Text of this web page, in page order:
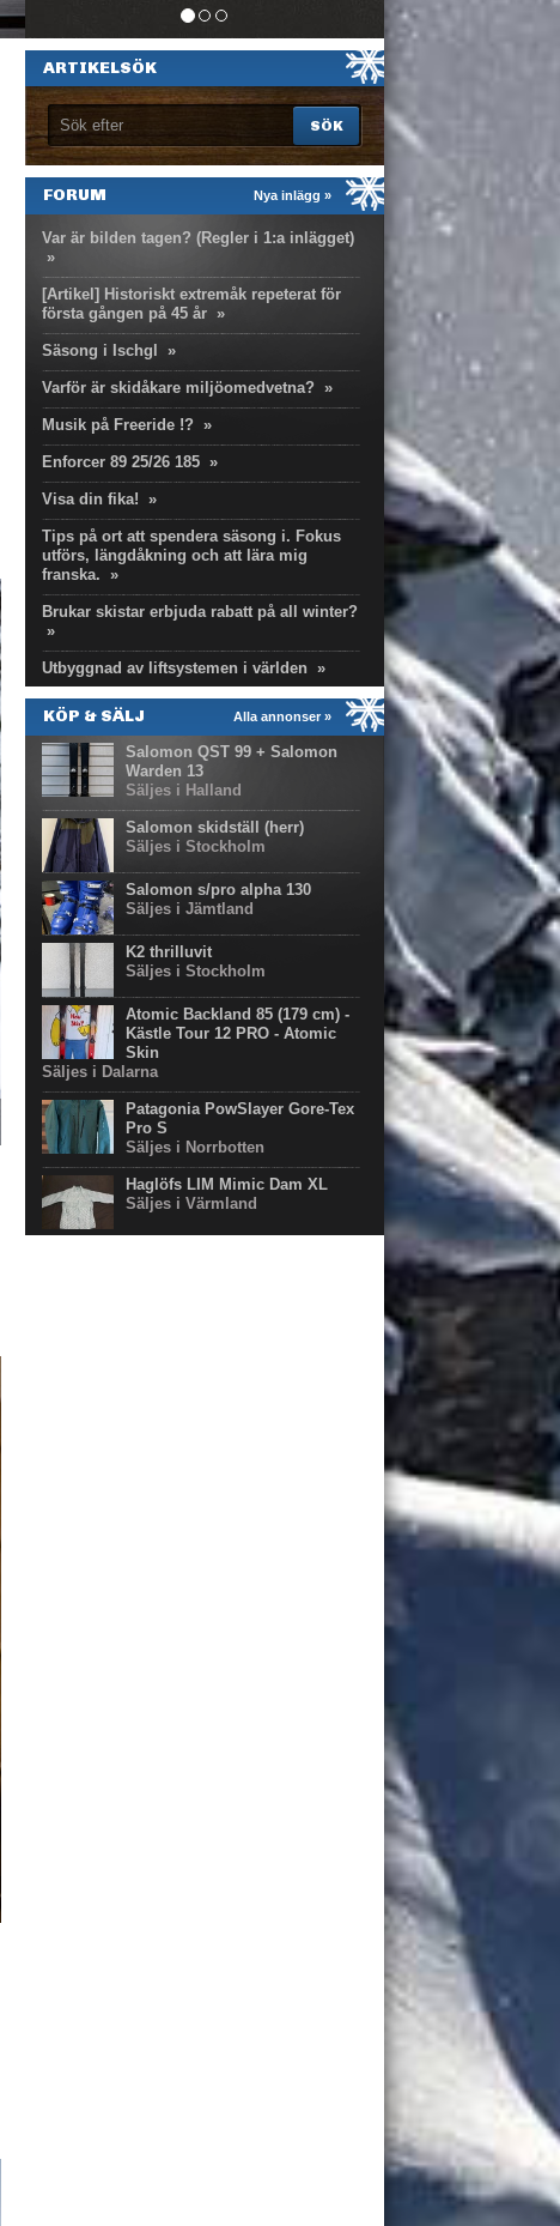
ARTIKELSÖK
Nya inlägg »
FORUM
Var är bilden tagen? (Regler i 1:a inlägget)
»
[Artikel] Historiskt extremåk repeterat för
första gången på 45 år »
Säsong i Ischgl »
Varför är skidåkare miljöomedvetna? »
Musik på Freeride !? »
Enforcer 89 25/26 185 »
Visa din fika! »
Tips på ort att spendera säsong i. Fokus
utförs, längdåkning och att lära mig
franska. »
Brukar skistar erbjuda rabatt på all winter?
»
Utbyggnad av liftsystemen i världen »
Alla annonser »
KÖP & SÄLJ
Salomon QST 99 + Salomon
Warden 13
Säljes i Halland
Salomon skidställ (herr)
Säljes i Stockholm
Salomon s/pro alpha 130
Säljes i Jämtland
K2 thrilluvit
Säljes i Stockholm
Atomic Backland 85 (179 cm) -
Kästle Tour 12 PRO - Atomic
Skin
Säljes i Dalarna
Patagonia PowSlayer Gore-Tex
Pro S
Säljes i Norrbotten
Haglöfs LIM Mimic Dam XL
Säljes i Värmland